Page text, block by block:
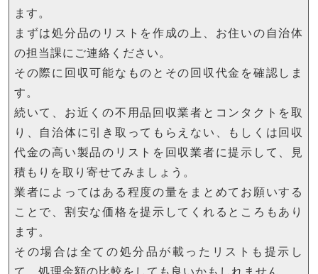
ます。
まずは処分品のリストを作成の上、お住いの自治体
の担当課にご連絡ください。
その際に回収可能なものとその回収代金を確認しま
す。
続いて、お近くの不用品回収業者とコンタクトを取
り、自治体に引き取ってもらえない、もしくは回収
代金の高い製品のリストを回収業者に提示して、見
積もりを取り寄せてみましょう。
業者によってはある程度の量をまとめてお願いする
ことで、割安な価格を提示してくれるところもあり
ます。
その場合は全ての処分品が載ったリストも提示し
て、処理金額の比較をしても良いかもしれません。